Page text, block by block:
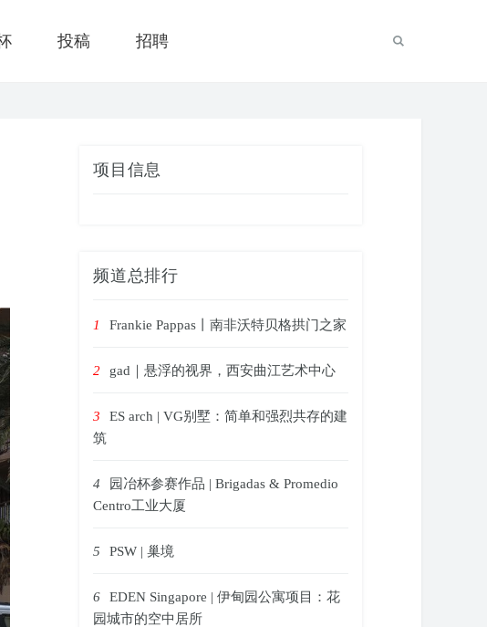
投稿 招聘
项目信息
频道总排行
1 Frankie Pappas丨南非沃特贝格拱门之家
2 gad｜悬浮的视界，西安曲江艺术中心
3
ES arch | VG别墅：简单和强烈共存的建
筑
4
园冶杯参赛作品 | Brigadas & Promedio
Centro工业大厦
5 PSW | 巢境
6
EDEN Singapore | 伊甸园公寓项目：花
园城市的空中居所